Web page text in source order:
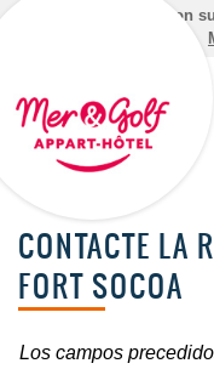
Al continuar con
CONTACTE LA
FORT SOCOA
Los campos